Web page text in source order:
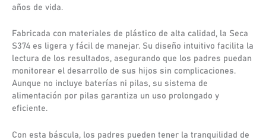
años de vida.
Fabricada con materiales de plástico de alta calidad, la Seca
S374 es ligera y fácil de manejar. Su diseño intuitivo facilita la
lectura de los resultados, asegurando que los padres puedan
monitorear el desarrollo de sus hijos sin complicaciones.
Aunque no incluye baterías ni pilas, su sistema de
alimentación por pilas garantiza un uso prolongado y
eficiente.
Con esta báscula, los padres pueden tener la tranquilidad de